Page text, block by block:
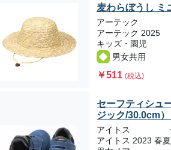
麦わらぼうし ミ
アーテック
アーテック 2025
キッズ・園児
男女共用
￥511(税込)
セーフティシュ
ジック/30.0cm
アイトス
アイトス 2023 春夏